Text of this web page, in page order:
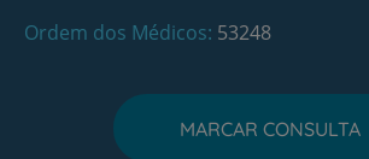
Ordem dos Médicos 53248
MARCAR CONSULTA